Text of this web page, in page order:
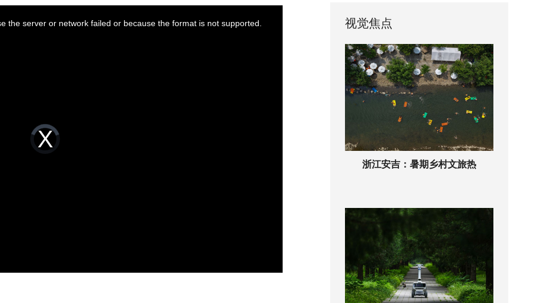
Video
Player
loading.
the server or network failed or because the format is not supported. 视觉焦点
浙江安吉：暑期乡村文旅热